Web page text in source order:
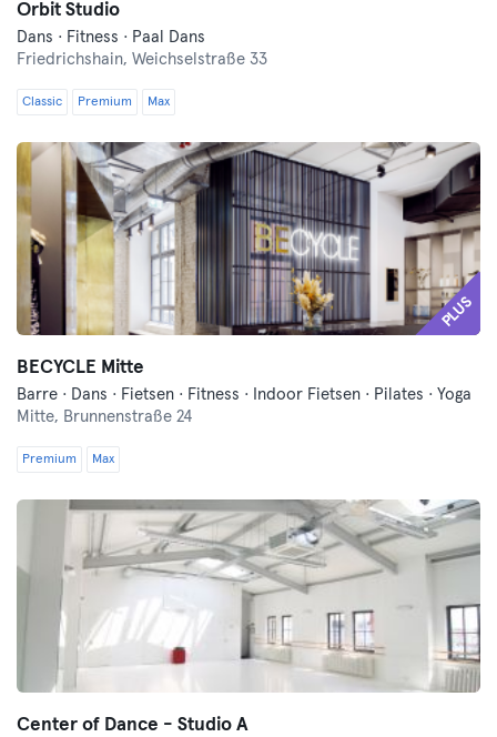
Orbit Studio
Dans · Fitness · Paal Dans
Friedrichshain, Weichselstraße 33
Classic Premium Max
PLUS
BECYCLE Mitte
Barre · Dans · Fietsen · Fitness · Indoor Fietsen · Pilates · Yoga
Mitte, Brunnenstraße 24
Premium Max
Center of Dance - Studio A